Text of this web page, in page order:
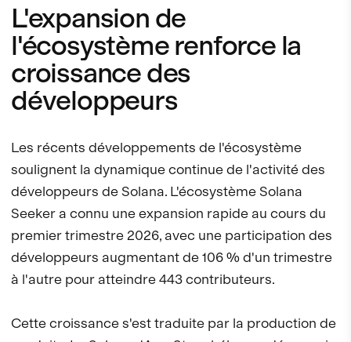
L'expansion de
l'écosystème renforce la
croissance des
développeurs
Les récents développements de l'écosystème
soulignent la dynamique continue de l'activité des
développeurs de Solana. L'écosystème Solana
Seeker a connu une expansion rapide au cours du
premier trimestre 2026, avec une participation des
développeurs augmentant de 106 % d'un trimestre
à l'autre pour atteindre 443 contributeurs.
Cette croissance s'est traduite par la production de